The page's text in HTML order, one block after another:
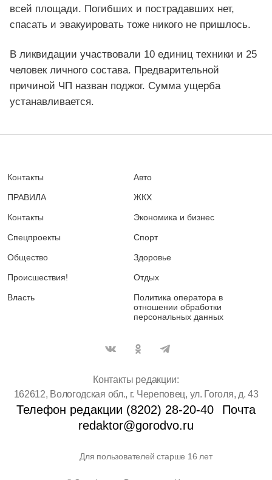
всей площади. Погибших и пострадавших нет,
спасать и эвакуировать тоже никого не пришлось.
В ликвидации участвовали 10 единиц техники и 25
человек личного состава. Предварительной
причиной ЧП назван поджог. Сумма ущерба
устанавливается.
Контакты
ПРАВИЛА
Контакты
Спецпроекты
Общество
Происшествия!
Власть
Авто
ЖКХ
Экономика и бизнес
Спорт
Здоровье
Отдых
Политика оператора в
отношении обработки
персональных данных
Контакты редакции:
162612, Вологодская обл., г. Череповец, ул. Гоголя, д. 43
Телефон редакции (8202) 28-20-40
Почта
redaktor@gorodvo.ru
Для пользователей старше 16 лет